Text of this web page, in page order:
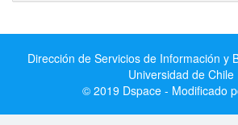
Dirección de Servicios de Información y
Universidad de Chile
© 2019 Dspace - Modificado